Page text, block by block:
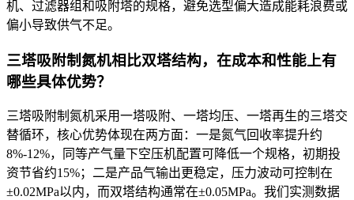
机、过滤器组和吸附塔的规格，避免选型偏大造成能耗浪费或
偏小导致供气不足。
三塔吸附制氮机相比双塔结构，在成本和性能上有
哪些具体优势？
三塔吸附制氮机采用一塔吸附、一塔均压、一塔再生的三塔交
替循环，核心优势体现在两方面：一是氮气回收率提升约
8%-12%，同等产气量下空压机配置可降低一个规格，初期投
资节省约15%；二是产品气输出更稳定，压力波动可控制在
±0.02MPa以内，而双塔结构通常在±0.05MPa。我们实测数据